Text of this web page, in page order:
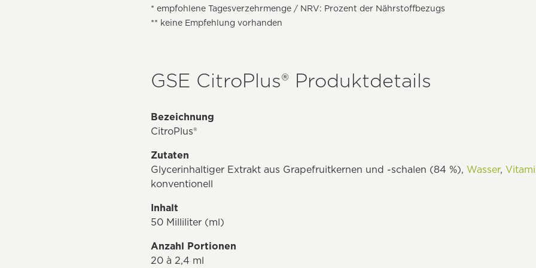
* empfohlene Tagesverzehrmenge / NRV: Prozent der Nährstoffbezugs
** keine Empfehlung vorhanden
GSE CitroPlus® Produktdetails
Bezeichnung
CitroPlus®
Zutaten
Glycerinhaltiger Extrakt aus Grapefruitkernen und -schalen (84 %), Wasser,
konventionell
Inhalt
50 Milliliter (ml)
Anzahl Portionen
20 à 2,4 ml